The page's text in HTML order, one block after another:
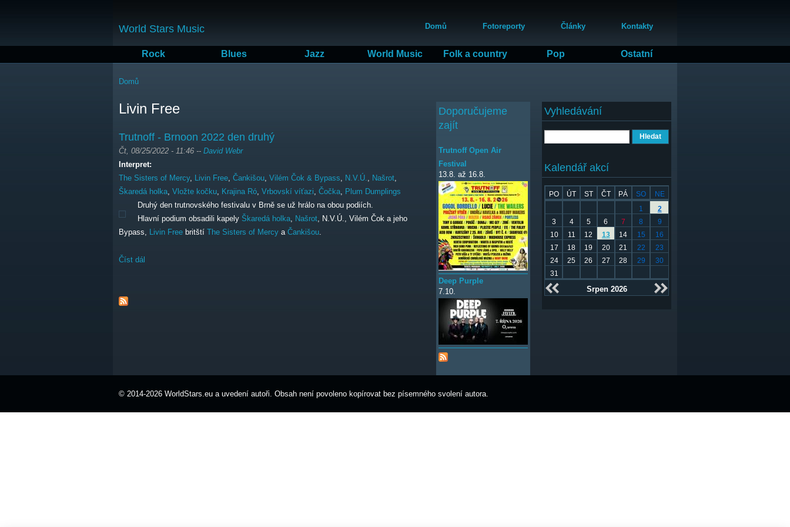
obsahu
World Stars Music Domů Fotoreporty Články Kontakty
Rock Blues Jazz World Music Folk a country Pop Ostatní
Jste zde
Domů
Livin Free
Trutnoff - Brnoon 2022 den druhý
Čt, 08/25/2022 - 11:46 -- David Webr
Interpret:
The Sisters of Mercy, Livin Free, Čankišou, Vilém Čok & Bypass, N.V.Ú., Našrot,
Škaredá holka, Vložte kočku, Krajina Ró, Vrbovskí víťazi, Čočka, Plum Dumplings
Druhý den trutnovského festivalu v Brně se už hrálo na obou podiích.
Hlavní podium obsadili kapely Škaredá holka, Našrot, N.V.Ú., Vilém Čok a jeho
Bypass, Livin Free britští The Sisters of Mercy a Čankišou.
Číst dál
Vyhledávání
Kalendář akcí
PO ÚT ST ČT PÁ SO
NE
1
2
3
4 5 6 7 8
9
10
11 12 13 14 15
16
17
18 19 20 21 22
23
24
25 26 27 28 29
30
31
Srpen 2026
Doporučujeme
zajít
Trutnoff Open Air
Festival
13.8. až 16.8.
Deep Purple
7.10.
© 2014-2026 WorldStars.eu a uvedení autoři. Obsah není povoleno kopírovat bez písemného svolení autora.